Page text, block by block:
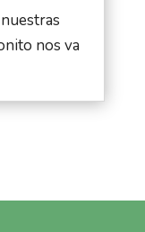
nos va